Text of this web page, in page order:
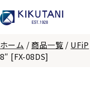
ホーム / 商品一覧 / UFiP
8″ [FX-08DS]